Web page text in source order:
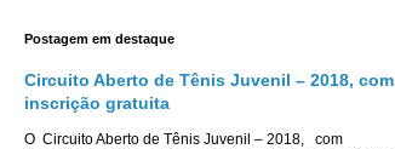
Postagem em destaque
Circuito Aberto de Tênis Juvenil – 2018, com
inscrição gratuita
O Circuito Aberto de Tênis Juvenil – 2018, com